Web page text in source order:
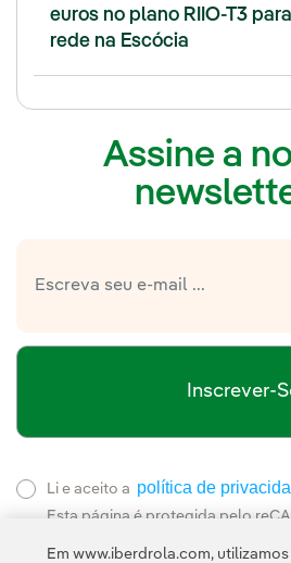
euros no plano RIIO-T3
rede na Escócia
Assine a
Inscrever-
Li e aceito a política de
Esta página é protegida pelo
Em www.iberdrola.com,